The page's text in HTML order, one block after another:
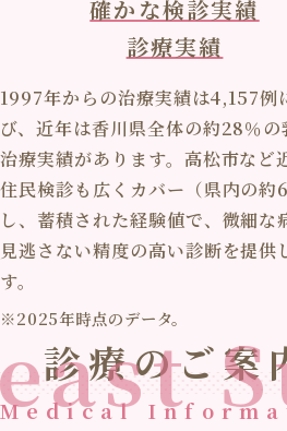
確かな検診実績
診療実績
1997年からの治療実績は4,157例
び、近年は香川県全体の約28％の
治療実績があります。高松市など
住民検診も広くカバー（県内の約
し、蓄積された経験値で、微細な
見逃さない精度の高い診断を提供
す。
※2025年時点のデータ。
診療のご案
Medical